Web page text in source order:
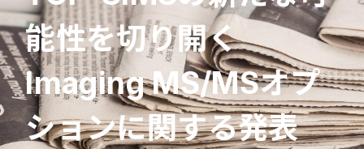
能性を切り開く
Imaging MS/MSオプ
ションに関する発表